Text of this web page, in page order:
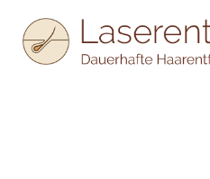
Inhalt
springen